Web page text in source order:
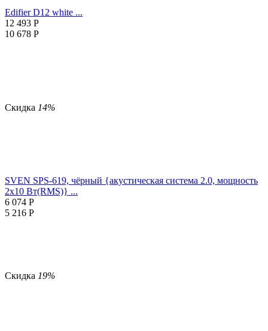
Edifier D12 white ...
12 493 Р
10 678 Р
Скидка 14%
SVEN SPS-619, чёрный {акустическая система 2.0, мощность
2х10 Вт(RMS)} ...
6 074 Р
5 216 Р
Скидка 19%